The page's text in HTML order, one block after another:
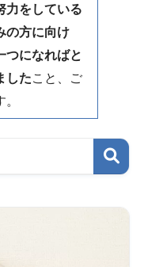
力をしている
の方に向け
つになればと
したこと、ご